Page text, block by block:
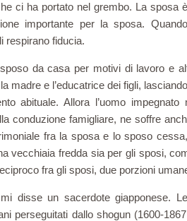
ci ha portato nel grembo. La sposa
importante per la sposa. Quando
respirano fiducia.
da casa per motivi di lavoro e
madre e l’educatrice dei figli,
abituale. Allora l’uomo
conduzione famigliare, ne soffre
fra la sposa e lo sposo
vecchiaia fredda sia per gli sposi,
fra gli sposi, due porzioni
disse un sacerdote giapponese.
perseguitati dallo shogun (1600-